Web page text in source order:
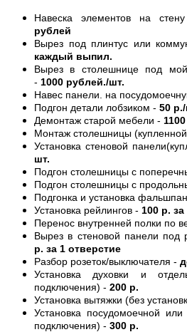
Навеска элементов на
рублей
Вырез под плинтус или
каждый выпил.
Вырез в столешнице под
- 1000 рублей./шт.
Навес панели. на
Подгон детали лобзиком - 50
Демонтаж старой мебели -
Монтаж столешницы
Установка стеновой
шт.
Подгон столешницы с
Подгон столешницы с
Подгонка и установка
Установка рейлингов - 100 р.
Перенос внутренней полки по
Вырез в стеновой панели под
р. за 1 отверстие
Разбор розеток/выключателя -
Установка духовки и
подключения) - 200 р.
Установка вытяжки (без
Установка посудомоечной
подключения) - 300 р.